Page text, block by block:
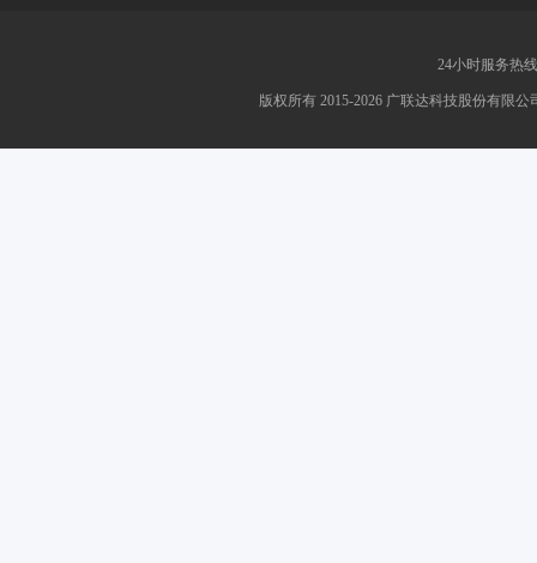
24小时服务热
版权所有 2015-2026 广联达科技股份有限公